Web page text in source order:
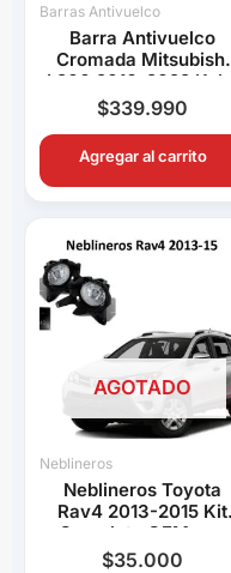
Barras Antivuelco
Barra Antivuelco
Cromada Mitsubishi
L200 2016-2022 Keko
K1 Decorativa Pick Up
$339.990
Agregar al carrito
AGOTADO
Neblineros
Neblineros Toyota
Rav4 2013-2015 Kit
Completo OEM con
Ampolletas H11
$35.000